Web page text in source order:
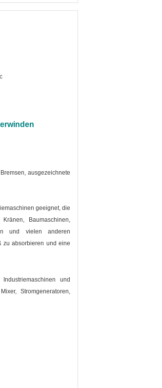
ausgezeichnete
geeignet, die
Baumaschinen,
und vielen anderen
zu absorbieren und eine
und
Stromgeneratoren,